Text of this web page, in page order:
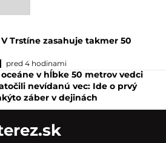
Trstíne zasahuje takmer 50
pred 4 hodinami
oceáne v hĺbke 50 metrov vedci
nevídanú vec: Ide o prvý
záber v dejinách